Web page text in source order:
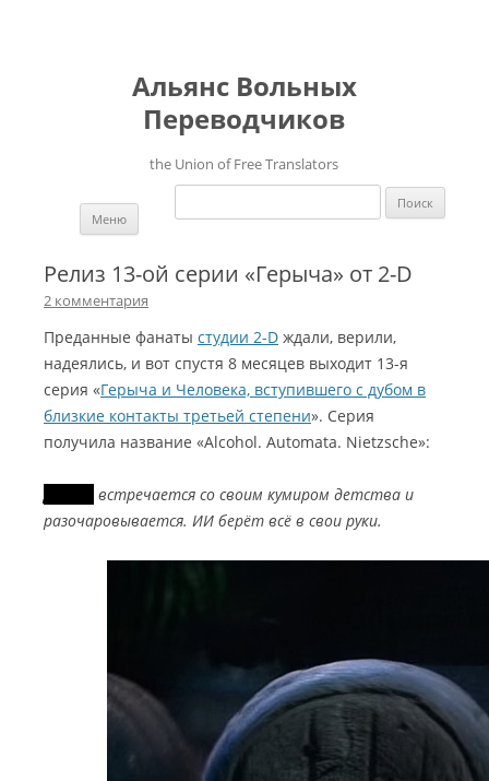
Альянс Вольных
Переводчиков
the Union of Free Translators
Найти:
Меню
Релиз 13-ой серии «Герыча» от 2-D
2 комментария
Преданные фанаты студии 2-D ждали, верили,
надеялись, и вот спустя 8 месяцев выходит 13-я
серия «Герыча и Человека, вступившего с дубом в
близкие контакты третьей степени». Серия
получила название «Alcohol. Automata. Nietzsche»:
встречается со своим кумиром детства и
разочаровывается. ИИ берёт всё в свои руки.